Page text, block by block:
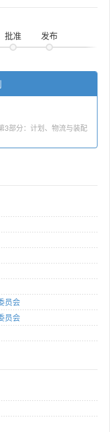
批准 发布
3部分：计划、物流与装配
员会
员会